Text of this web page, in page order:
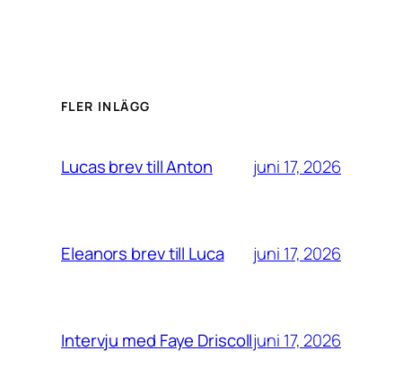
FLER INLÄGG
Lucas brev till Anton juni 17, 2026
Eleanors brev till Luca juni 17, 2026
Intervju med Faye Driscolljuni 17, 2026